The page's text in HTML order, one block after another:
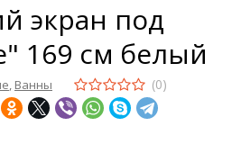
экран под
169 см белый
, Ванны (0)